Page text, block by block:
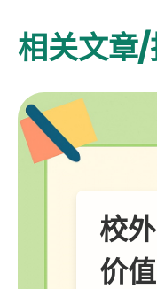
相关文章
校
价